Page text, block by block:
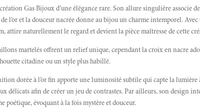
Gas Bijoux d’une élégance rare. Son allure singulière associe
l’or et la douceur nacrée donne au bijou un charme intemporel.
attire naturellement le regard et devient la pièce maîtresse de cette
martelés offrent un relief unique, cependant la croix en nacre
citadine ou un style plus habillé.
dorée à l’or fin apporte une luminosité subtile qui capte la lumière
délicats afin de créer un jeu de contrastes. Par ailleurs, son design
poétique, évoquant à la fois mystère et douceur.